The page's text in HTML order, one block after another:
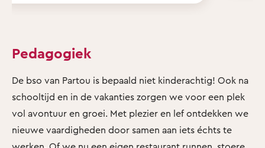
Pedagogiek
De bso van Partou is bepaald niet kinderachtig! Ook na
schooltijd en in de vakanties zorgen we voor een plek
vol avontuur en groei. Met plezier en lef ontdekken we
nieuwe vaardigheden door samen aan iets échts te